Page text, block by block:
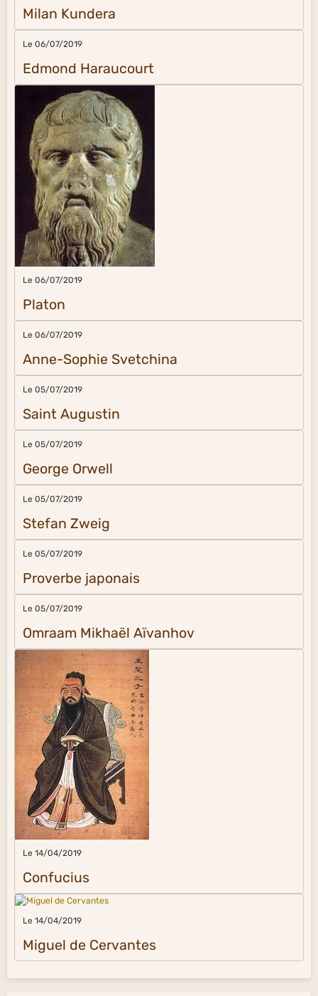
Milan Kundera
Le 06/07/2019
Edmond Haraucourt
Le 06/07/2019
Platon
Le 06/07/2019
Anne-Sophie Svetchina
Le 05/07/2019
Saint Augustin
Le 05/07/2019
George Orwell
Le 05/07/2019
Stefan Zweig
Le 05/07/2019
Proverbe japonais
Le 05/07/2019
Omraam Mikhaël Aïvanhov
Le 14/04/2019
Confucius
Le 14/04/2019
Miguel de Cervantes